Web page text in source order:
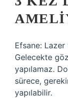
Efsane:
Gelecekte
yapılamaz.
sürece,
yapılabilir.